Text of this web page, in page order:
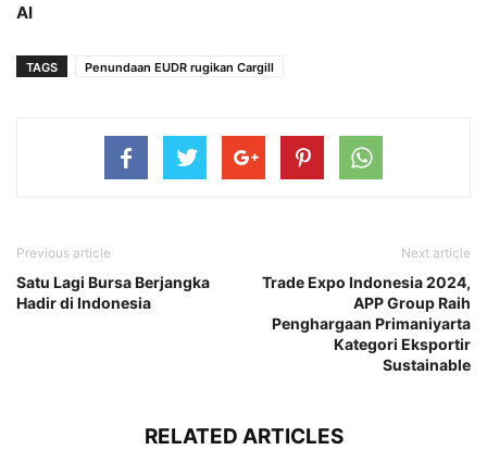
AI
TAGS Penundaan EUDR rugikan Cargill
Previous article
Satu Lagi Bursa Berjangka
Hadir di Indonesia
Next article
Trade Expo Indonesia 2024,
APP Group Raih
Penghargaan Primaniyarta
Kategori Eksportir
Sustainable
RELATED ARTICLES